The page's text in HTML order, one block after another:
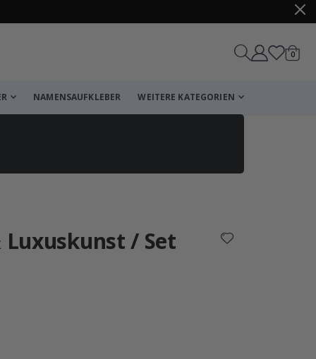
Wagen
0
NAMENSAUFKLEBER WEITERE KATEGORIEN
Luxuskunst / Set